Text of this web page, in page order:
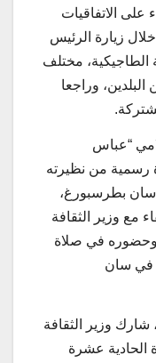
على الاتفاقيات
خلال زيارة الرئيس
الطاجيكية، مختلف
البلدين، وراجعا
“عباس
رسمية من نظيرته
سان بطرسبورغ،
مع وزير الثقافة
وحضوره في صلاة
في سان
شارك وزير الثقافة
الحادية عشرة